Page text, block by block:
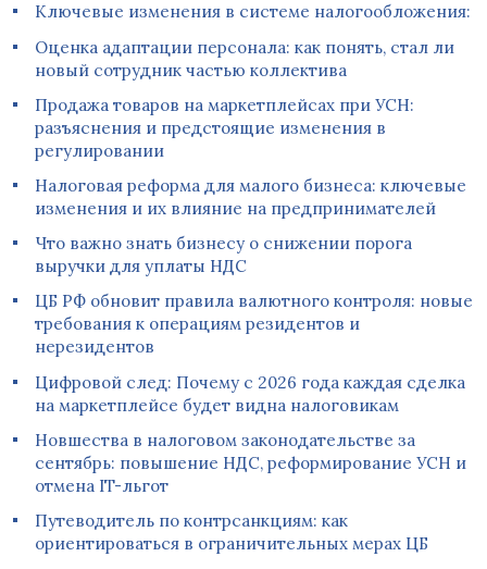
Ключевые изменения в системе налогообложения:
Оценка адаптации персонала: как понять, стал ли
новый сотрудник частью коллектива
Продажа товаров на маркетплейсах при УСН:
разъяснения и предстоящие изменения в
регулировании
Налоговая реформа для малого бизнеса: ключевые
изменения и их влияние на предпринимателей
Что важно знать бизнесу о снижении порога
выручки для уплаты НДС
ЦБ РФ обновит правила валютного контроля: новые
требования к операциям резидентов и
нерезидентов
Цифровой след: Почему с 2026 года каждая сделка
на маркетплейсе будет видна налоговикам
Новшества в налоговом законодательстве за
сентябрь: повышение НДС, реформирование УСН и
отмена IT-льгот
Путеводитель по контрсанкциям: как
ориентироваться в ограничительных мерах ЦБ